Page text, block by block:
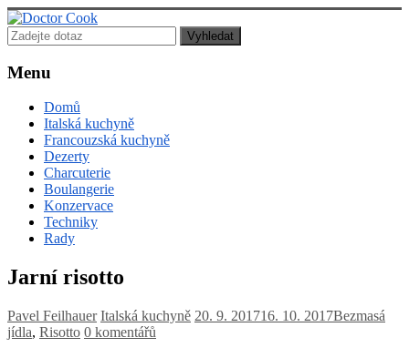
Doctor
Cook
Lékař
posedlý
jídlem,
vařením
pečením!
Menu
Domů
Italská kuchyně
Francouzská kuchyně
Dezerty
Charcuterie
Boulangerie
Konzervace
Techniky
Rady
Jarní risotto
Pavel Feilhauer Italská kuchyně 20. 9. 201716. 10. 2017Bezmasá
jídla, Risotto 0 komentářů